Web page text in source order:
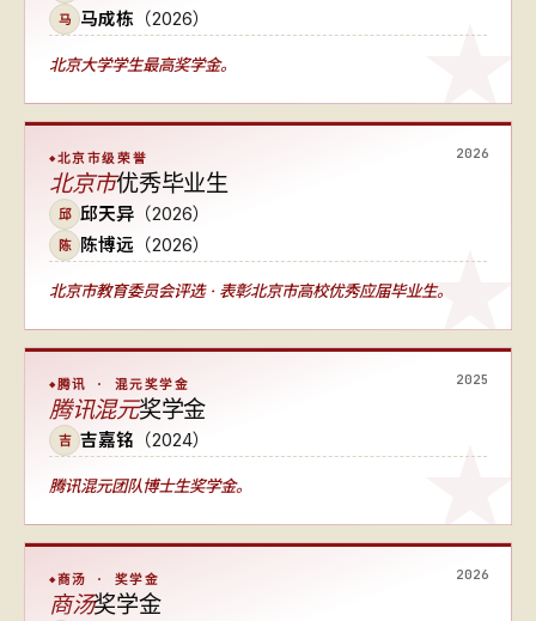
马 马成栋 （2026）
北京大学学生最高奖学金。
2026
北京市级荣誉
北京市优秀毕业生
邱 邱天异 （2026）
陈 陈博远 （2026）
北京市教育委员会评选 · 表彰北京市高校优秀应届毕业生。
2025
腾讯 · 混元奖学金
腾讯混元奖学金
吉 吉嘉铭 （2024）
腾讯混元团队博士生奖学金。
2026
商汤 · 奖学金
商汤奖学金